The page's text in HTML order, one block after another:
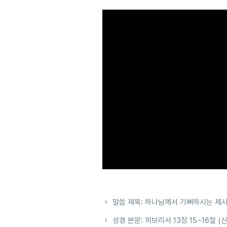
말씀 제목: 하나님께서 기뻐하시는 제
성경 본문: 히브리서 13장 15~16절 (